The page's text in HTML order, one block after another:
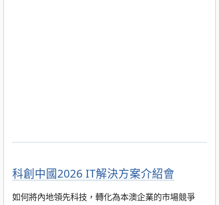
科創中國2026 IT解決方案介紹會
如何將內地領先科技，轉化為本澳企業的市場競爭